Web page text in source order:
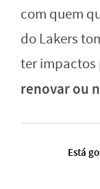
com quem
do Lakers
ter impactos
renovar ou
Está